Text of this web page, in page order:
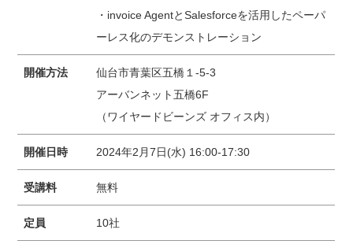
・invoice AgentとSalesforceを活⽤したペーパ
ーレス化のデモンストレーション
開催方法
仙台市青葉区五橋１-5-3
アーバンネット五橋6F
（ワイヤードビーンズ オフィス内）
開催日時 2024年2月7日(水) 16:00-17:30
受講料 無料
定員 10社